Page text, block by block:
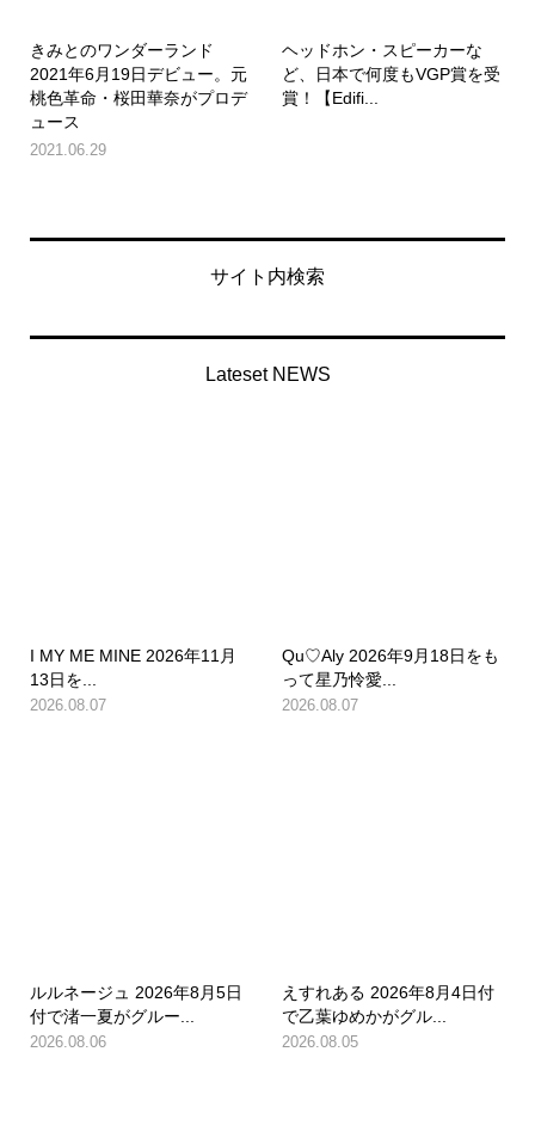
きみとのワンダーランド
2021年6月19日デビュー。元
桃色革命・桜田華奈がプロデ
ュース
2021.06.29
ヘッドホン・スピーカーな
ど、日本で何度もVGP賞を受
賞！【Edifi...
サイト内検索
Lateset NEWS
I MY ME MINE 2026年11月
13日を...
2026.08.07
Qu♡Aly 2026年9月18日をも
って星乃怜愛...
2026.08.07
ルルネージュ 2026年8月5日
付で渚一夏がグルー...
2026.08.06
えすれある 2026年8月4日付
で乙葉ゆめかがグル...
2026.08.05